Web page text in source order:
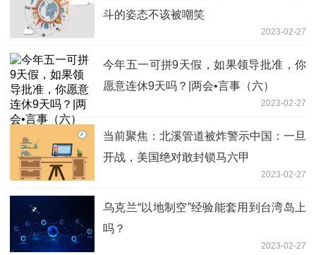
斗的姿态不该被嘲笑
2023-02-27
今年五一可拼9天假，如果领导批准，你
愿意连休9天吗？|两会•言事（六）
2023-02-27
当前聚焦：北溪管道被炸警示中国：一旦
开战，美国绝对敢封锁马六甲
2023-02-27
乌克兰“以地制空”经验能套用到台湾岛上
吗？
2023-02-27